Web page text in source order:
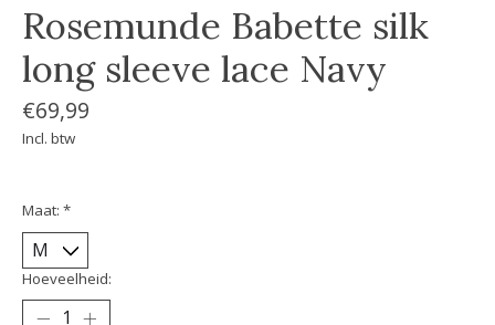
Rosemunde Babette silk
long sleeve lace Navy
€69,99
Incl. btw
Maat: *
Hoeveelheid: